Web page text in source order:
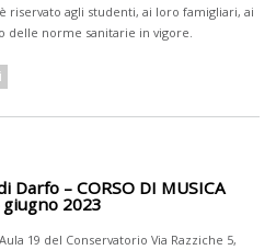
riservato agli studenti, ai loro famigliari, ai
norme sanitarie in vigore.
Darfo – CORSO DI MUSICA
giugno 2023
19 del Conservatorio Via Razziche 5,